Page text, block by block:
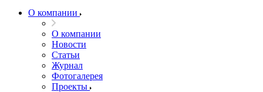
О компании
О компании
Новости
Статьи
Журнал
Фотогалерея
Проекты